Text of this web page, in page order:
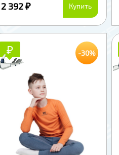
2 392 ₽ Купить
₽₽ -30%